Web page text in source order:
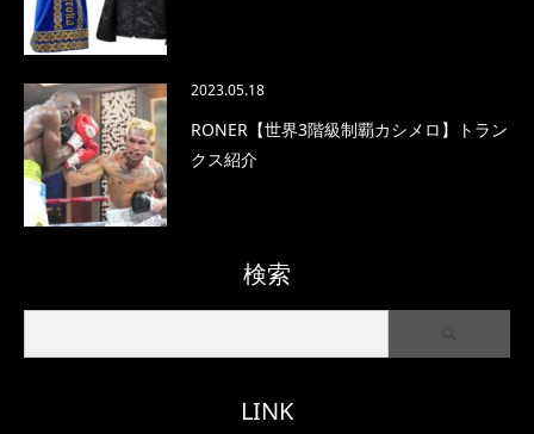
2023.05.18
RONER【世界3階級制覇カシメロ】トラン
クス紹介
検索
LINK